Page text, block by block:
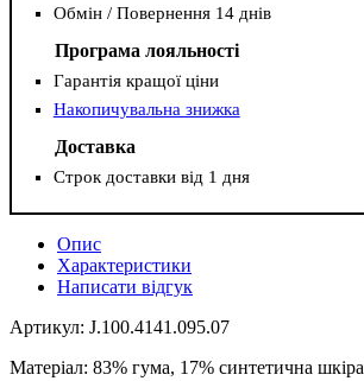
Обмін / Повернення 14 днів
Програма лояльності
Гарантія кращої ціни
Накопичувальна знижка
Доставка
Строк доставки від 1 дня
Опис
Характеристики
Написати відгук
Артикул: J.100.4141.095.07
Матеріал: 83% гума, 17% синтетична шкіра